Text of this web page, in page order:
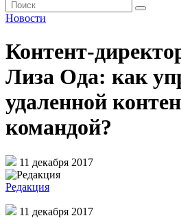
Новости
Контент-
Лиза Ода: как
удаленной
командой?
11 декабря 2017
Редакция
11 декабря 2017